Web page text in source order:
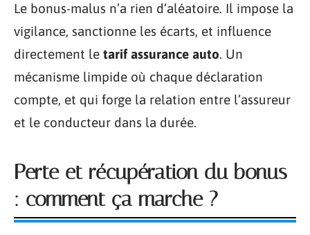
Le bonus-malus n’a rien d’aléatoire. Il impose la
vigilance, sanctionne les écarts, et influence
directement le tarif assurance auto. Un
mécanisme limpide où chaque déclaration
compte, et qui forge la relation entre l’assureur
et le conducteur dans la durée.
Perte et récupération du bonus
: comment ça marche ?